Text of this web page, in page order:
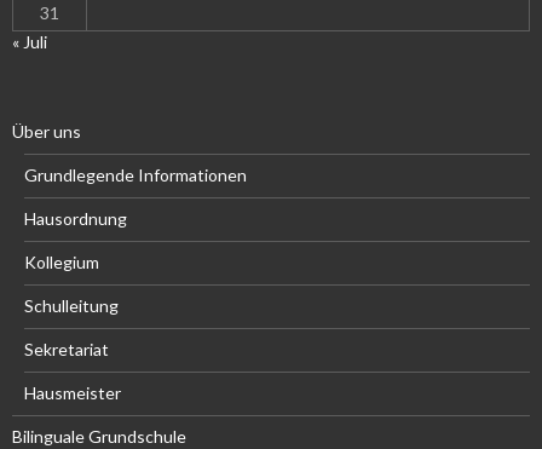
31
« Juli
Über uns
Grundlegende Informationen
Hausordnung
Kollegium
Schulleitung
Sekretariat
Hausmeister
Bilinguale Grundschule